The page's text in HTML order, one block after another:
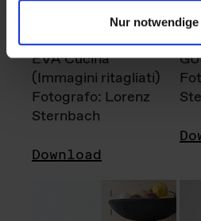
Nur
EVA Cucina
(Immagini ritagliati)
Fotografo: Lorenz
Sternbach
Download